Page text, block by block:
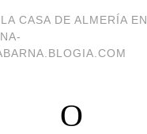
CASA DE ALMERÍA EN
O